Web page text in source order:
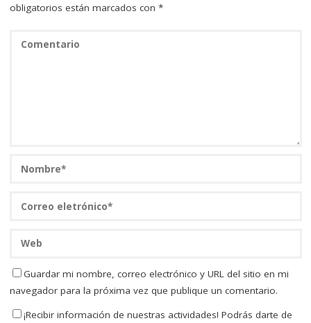
obligatorios están marcados con *
Guardar mi nombre, correo electrónico y URL del sitio en mi
navegador para la próxima vez que publique un comentario.
¡Recibir información de nuestras actividades! Podrás darte de